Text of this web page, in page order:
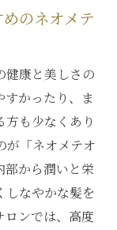
のネオメテ
健康と美しさの
かったり、ま
も少なくあり
が「ネオメテオ
部から潤いと栄
しなやかな髪を
ロンでは、高度